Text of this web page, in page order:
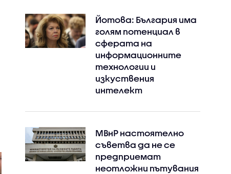
Йотова: България има
голям потенциал в
сферата на
информационните
технологии и
изкуствения
интелект
МВнР настоятелно
съветва да не се
предприемат
неотложни пътувания